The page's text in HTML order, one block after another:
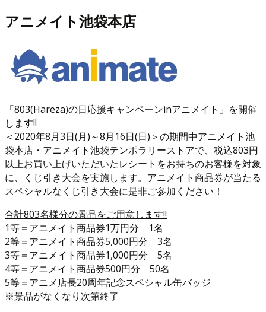
アニメイト池袋本店
「803(Hareza)の日応援キャンペーンinアニメイト」を開催
します!!
＜2020年8月3日(月)～8月16日(日)＞の期間中アニメイト池
袋本店・アニメイト池袋テンポラリーストアで、税込803円
以上お買い上げいただいたレシートをお持ちのお客様を対象
に、くじ引き大会を実施します。アニメイト商品券が当たる
スペシャルなくじ引き大会に是非ご参加ください！
合計803名様分の景品をご用意します!!
1等＝アニメイト商品券1万円分 1名
2等＝アニメイト商品券5,000円分 3名
3等＝アニメイト商品券1,000円分 5名
4等＝アニメイト商品券500円分 50名
5等＝アニメ店長20周年記念スペシャル缶バッジ
※景品がなくなり次第終了